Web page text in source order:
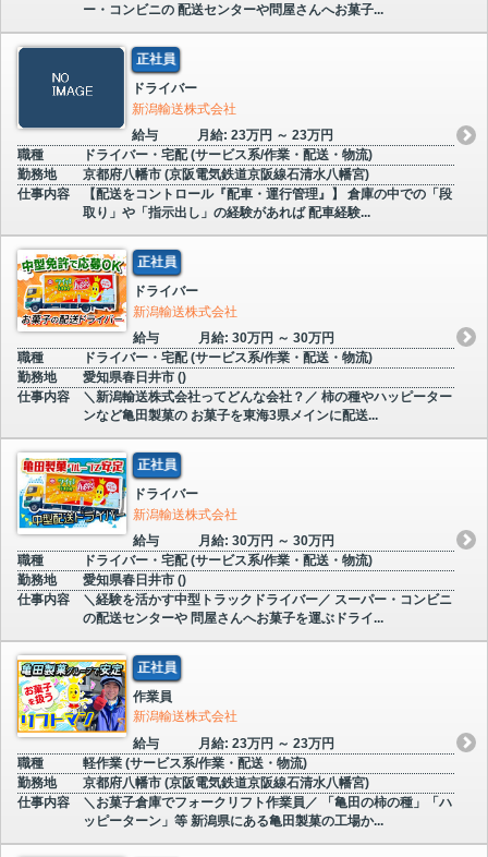
ー・コンビニの 配送センターや問屋さんへお菓子...
正社員
ドライバー
新潟輸送株式会社
給与
月給: 23万円 ～ 23万円
職種
ドライバー・宅配 (サービス系/作業・配送・物流)
勤務地
京都府八幡市 (京阪電気鉄道京阪線石清水八幡宮)
仕事内容
【配送をコントロール『配車・運行管理』】 倉庫の中での「段
取り」や「指示出し」の経験があれば 配車経験...
正社員
ドライバー
新潟輸送株式会社
給与
月給: 30万円 ～ 30万円
職種
ドライバー・宅配 (サービス系/作業・配送・物流)
勤務地
愛知県春日井市 ()
仕事内容
＼新潟輸送株式会社ってどんな会社？／ 柿の種やハッピーター
ンなど亀田製菓の お菓子を東海3県メインに配送...
正社員
ドライバー
新潟輸送株式会社
給与
月給: 30万円 ～ 30万円
職種
ドライバー・宅配 (サービス系/作業・配送・物流)
勤務地
愛知県春日井市 ()
仕事内容
＼経験を活かす中型トラックドライバー／ スーパー・コンビニ
の配送センターや 問屋さんへお菓子を運ぶドライ...
正社員
作業員
新潟輸送株式会社
給与
月給: 23万円 ～ 23万円
職種
軽作業 (サービス系/作業・配送・物流)
勤務地
京都府八幡市 (京阪電気鉄道京阪線石清水八幡宮)
仕事内容
＼お菓子倉庫でフォークリフト作業員／ 「亀田の柿の種」「ハ
ッピーターン」等 新潟県にある亀田製菓の工場か...